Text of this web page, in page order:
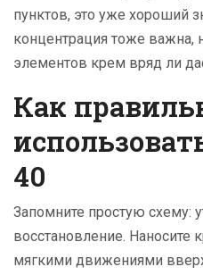
пунктов, это уже хороший
концентрация тоже важна,
элементов крем вряд ли
Как
40
Запомните простую схему:
восстановление. Наносите
мягкими движениями